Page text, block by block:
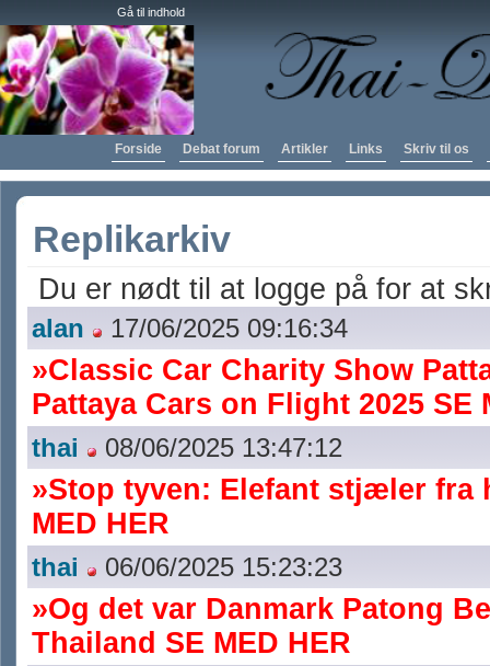
Gå til indhold
Forside Debat forum Artikler Links Skriv til os
Replikarkiv
Du er nødt til at logge på for at
alan 17/06/2025 09:16:34
»Classic Car Charity Show
Pattaya Cars on Flight 2025 SE
thai 08/06/2025 13:47:12
»Stop tyven: Elefant stjæler fra
MED HER
thai 06/06/2025 15:23:23
»Og det var Danmark Patong
Thailand SE MED HER